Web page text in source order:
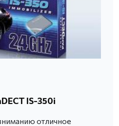
IS-350i
отличное